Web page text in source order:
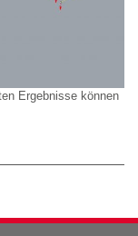
Ergebnisse können